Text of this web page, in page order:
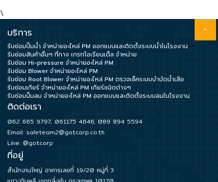
\
บริการ
รับซ่อมปั๊มน้ำ จำหน่ายอะไหล่ PM ออกแบบและติดตั้งระบบน้ำในโรงงาน
รับซ่อมสินค้าอื่นๆ ที่ทาง เกรทโอเรียนเต็ล จำหน่าย
รับซ่อม Hi-pressure จำหน่ายอะไหล่ PM
รับซ่อม Blower จำหน่ายอะไหล่ PM
รับซ่อม Root Blower จำหน่ายอะไหล่ PM ตรวจเช็คระบบบำบัดน้ำเสีย
รับซ่อมเกียร์ จำหน่ายอะไหล่ PM เกียร์ชนิดต่างๆ
รับซ่อมปั๊มลม จำหน่ายอะไหล่ PM ออกแบบและติดตั้งระบบลมในโรงงาน
ติดต่อเรา
062 665 9797, 061175 4646, 089 894 5594
Email: saleteam2@gotcorp.co.th
Line: @gotcorp
ที่อยู่
สำนักงานใหญ่ อาคารเลขที่ 19/20 หมู่ที่ 3